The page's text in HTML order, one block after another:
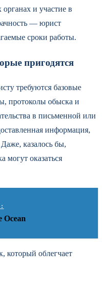
органах и участие в
— юрист
сроки работы.
пригодятся
требуются базовые
протоколы обыска и
в письменной или
информация,
казалось бы,
могут оказаться
Ocean
который облегчает